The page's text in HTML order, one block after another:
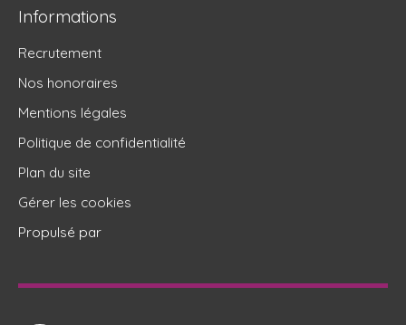
Informations
Recrutement
Nos honoraires
Mentions légales
Politique de confidentialité
Plan du site
Gérer les cookies
Propulsé par